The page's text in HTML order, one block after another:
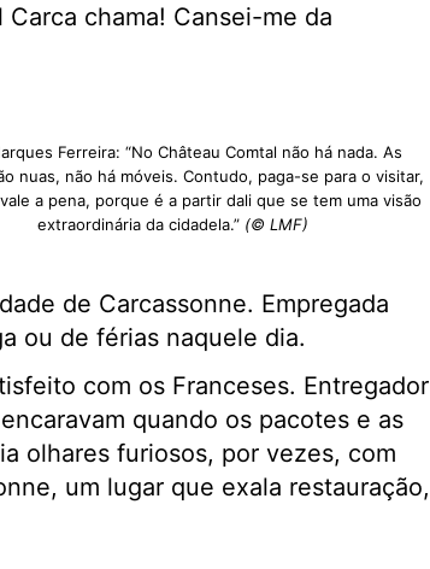
chama! Cansei-me da
Ferreira: “No Château Comtal não há nada. As
nuas, não há móveis. Contudo, paga-se para o visitar,
a pena, porque é a partir dali que se tem uma visão
extraordinária da cidadela.” (© LMF)
de Carcassonne. Empregada
ou de férias naquele dia.
com os Franceses. Entregador
quando os pacotes e as
olhares furiosos, por vezes, com
um lugar que exala restauração,